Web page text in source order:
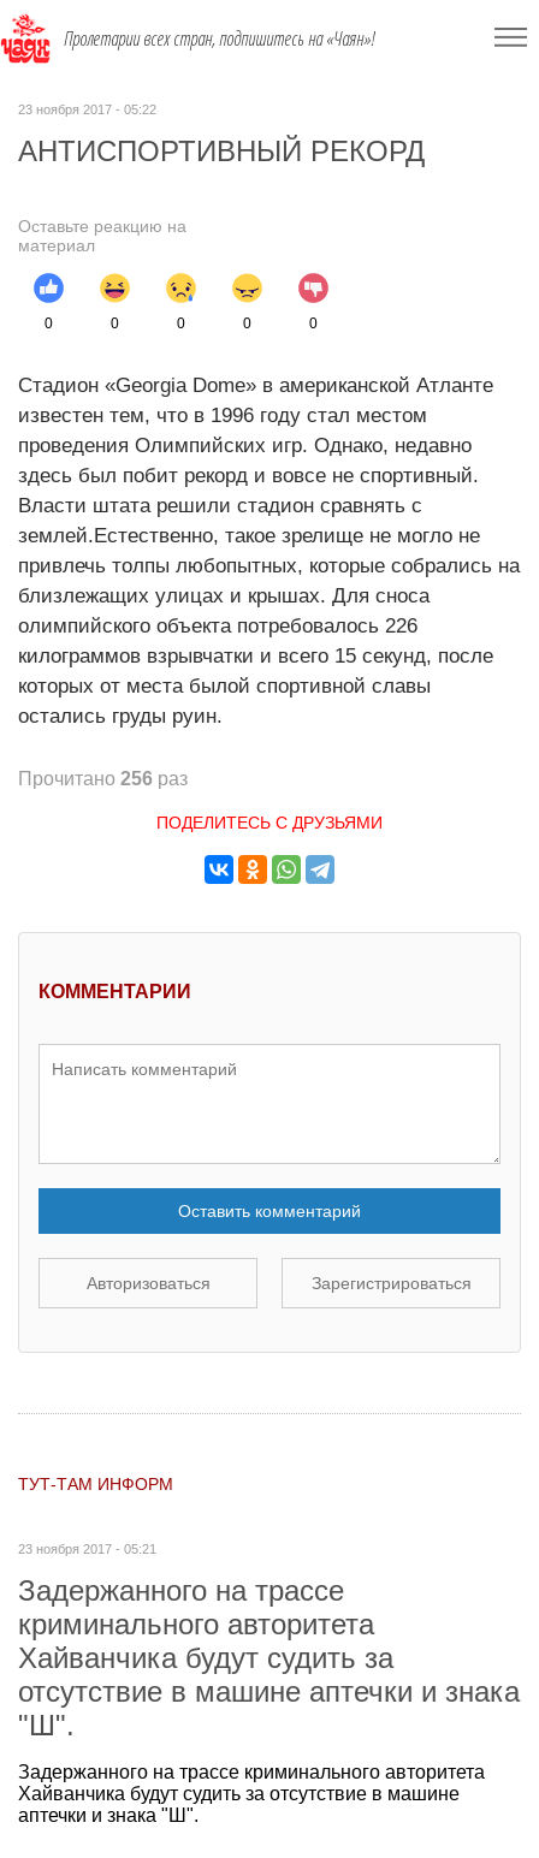
Пролетарии всех стран, подпишитесь на «Чаян»!
23 ноября 2017 - 05:22
АНТИСПОРТИВНЫЙ РЕКОРД
Оставьте реакцию на
материал
0 0 0 0 0
Стадион «Georgia Dome» в американской Атланте
известен тем, что в 1996 году стал местом
проведения Олимпийских игр. Однако, недавно
здесь был побит рекорд и вовсе не спортивный.
Власти штата решили стадион сравнять с
землей.Естественно, такое зрелище не могло не
привлечь толпы любопытных, которые собрались на
близлежащих улицах и крышах. Для сноса
олимпийского объекта потребовалось 226
килограммов взрывчатки и всего 15 секунд, после
которых от места былой спортивной славы
остались груды руин.
Прочитано 256 раз
ПОДЕЛИТЕСЬ С ДРУЗЬЯМИ
КОММЕНТАРИИ
Оставить комментарий
Авторизоваться Зарегистрироваться
ТУТ-ТАМ ИНФОРМ
23 ноября 2017 - 05:21
Задержанного на трассе
криминального авторитета
Хайванчика будут судить за
отсутствие в машине аптечки и знака
"Ш".
Задержанного на трассе криминального авторитета
Хайванчика будут судить за отсутствие в машине
аптечки и знака "Ш".